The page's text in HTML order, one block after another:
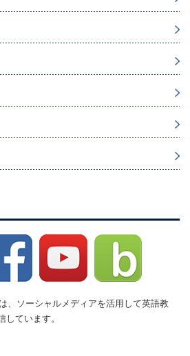
、ソーシャルメディアを活用して英語教
ています。